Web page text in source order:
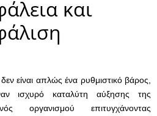
και
είναι απλώς ένα ρυθμιστικό βάρος,
ισχυρό καταλύτη αύξησης της
οργανισμού επιτυγχάνοντας